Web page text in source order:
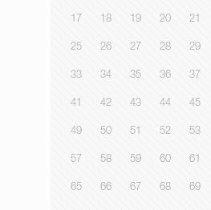
17 18 19 20 21
25 26 27 28 29
33 34 35 36 37
41 42 43 44 45
49 50 51 52 53
57 58 59 60 61
65 66 67 68 69